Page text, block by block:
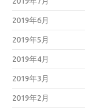
2019年6月
2019年5月
2019年4月
2019年3月
2019年2月